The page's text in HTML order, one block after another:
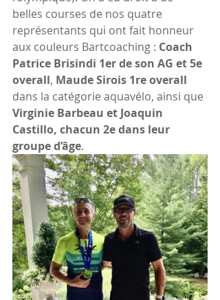
belles courses de nos quatre
représentants qui ont fait honneur
aux couleurs Bartcoaching : Coach
Patrice Brisindi 1er de son AG et 5e
overall, Maude Sirois 1re overall
dans la catégorie aquavélo, ainsi que
Virginie Barbeau et Joaquin
Castillo, chacun 2e dans leur
groupe d’âge.